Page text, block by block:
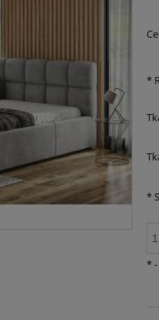
*
*
*